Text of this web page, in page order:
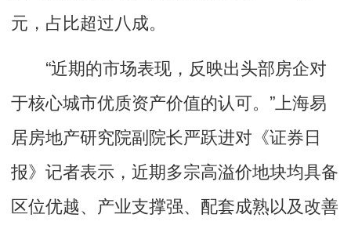
元，占比超过八成。
“近期的市场表现，反映出头部房企对
于核心城市优质资产价值的认可。”上海易
居房地产研究院副院长严跃进对《证券日
报》记者表示，近期多宗高溢价地块均具备
区位优越、产业支撑强、配套成熟以及改善